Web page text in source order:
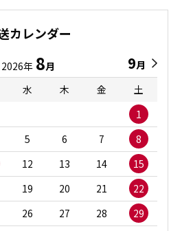
カレンダー
2026年 8月 9月
水 木 金
土
1
5 6 7
8
12 13 14
15
19 20 21
22
26 27 28 29